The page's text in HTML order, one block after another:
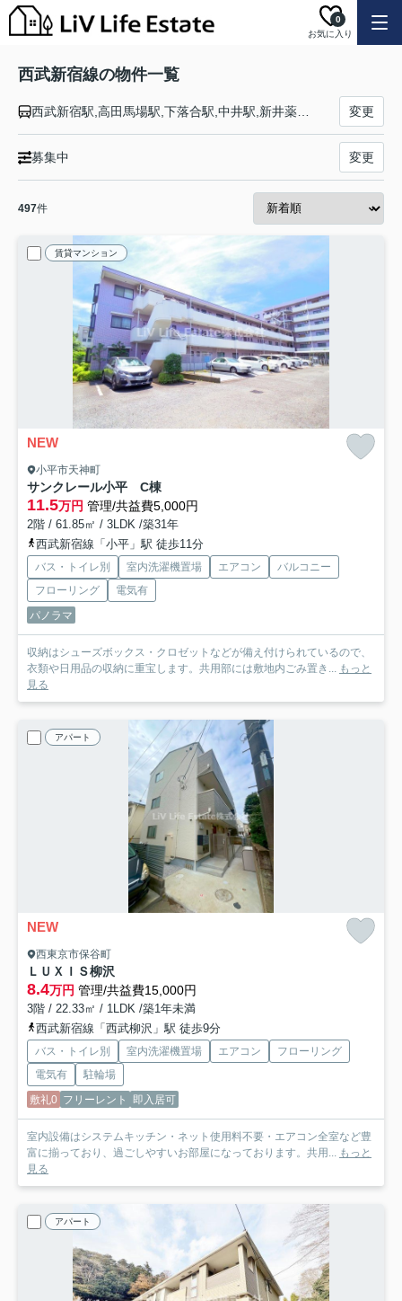
お気に入り
0
西武新宿線の物件一覧
変更
募集中 変更
497件
賃貸マンション
NEW
小平市天神町
サンクレール小平 C棟
11.5万円 管理/共益費5,000円
2階 / 61.85㎡ / 3LDK /築31年
西武新宿線「小平」駅 徒歩11分
バス・トイレ別 室内洗濯機置場 エアコン
バルコニー
フローリング
電気有
パノラマ
収納はシューズボックス・クロゼットなどが備え付けられているので、
衣類や日用品の収納に重宝します。共用部には敷地内ごみ置き... もっと
見る
アパート
NEW
西東京市保谷町
ＬＵＸＩＳ柳沢
8.4万円 管理/共益費15,000円
3階 / 22.33㎡ / 1LDK /築1年未満
西武新宿線「西武柳沢」駅 徒歩9分
バス・トイレ別 室内洗濯機置場 エアコン
フローリング
電気有
駐輪場
敷礼0 フリーレント 即入居可
室内設備はシステムキッチン・ネット使用料不要・エアコン全室など豊
富に揃っており、過ごしやすいお部屋になっております。共用... もっと
見る
アパート